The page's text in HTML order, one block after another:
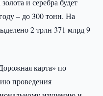
и серебра будет
– до 300 тонн. На
2 трлн 371 млрд 9
карта» по
проведения